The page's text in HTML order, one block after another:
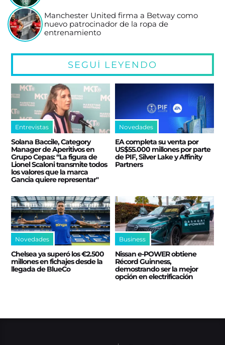
Manchester United firma a Betway como
nuevo patrocinador de la ropa de
entrenamiento
SEGUÍ LEYENDO
Entrevistas
Solana Baccile, Category
Manager de Aperitivos en
Grupo Cepas: “La figura de
Lionel Scaloni transmite todos
los valores que la marca
Gancia quiere representar"
Novedades
EA completa su venta por
US$55.000 millones por parte
de PIF, Silver Lake y Affinity
Partners
Novedades
Chelsea ya superó los €2.500
millones en fichajes desde la
llegada de BlueCo
Business
Nissan e‑POWER obtiene
Récord Guinness,
demostrando ser la mejor
opción en electrificación